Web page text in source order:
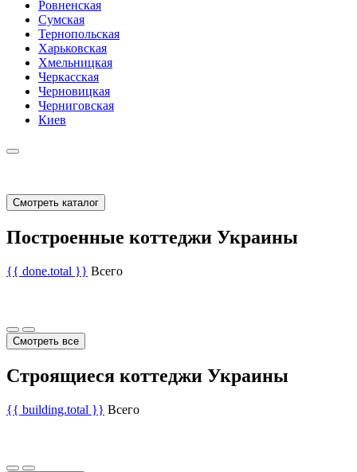
Ровненская
Сумская
Тернопольская
Харьковская
Хмельницкая
Черкасская
Черновицкая
Черниговская
Киев
Смотреть каталог
Построенные коттеджи Украины
{{ done.total }} Всего
Смотреть все
Строящиеся коттеджи Украины
{{ building.total }} Всего